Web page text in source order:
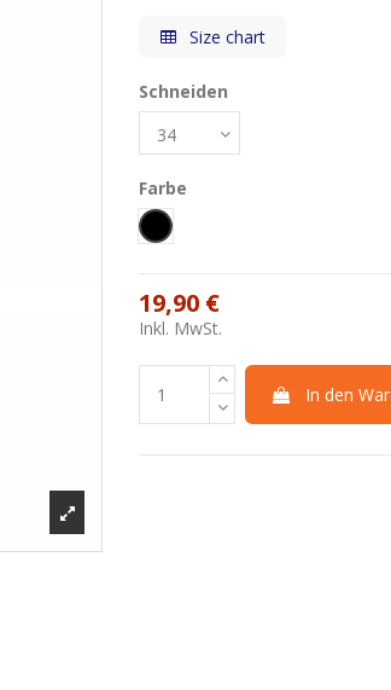
Size chart
Schneiden
Farbe
Nero
19,90 €
Inkl. MwSt.
In den